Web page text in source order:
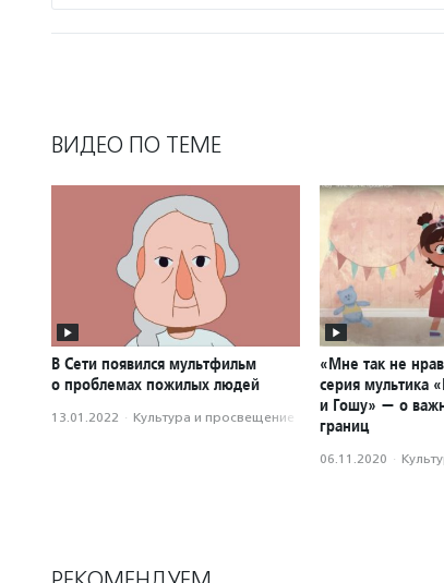
ВИДЕО ПО ТЕМЕ
В Сети появился мультфильм
о проблемах пожилых людей
13.01.2022 · Культура и просвещение
«Мне так не
серия мультика
и Гошу» — о
границ
06.11.2020 ·